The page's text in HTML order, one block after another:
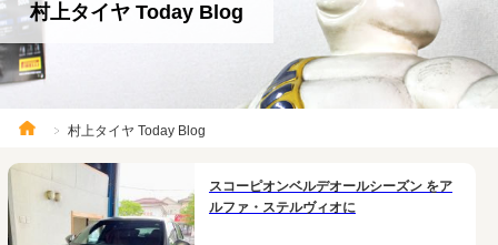
村上タイヤ Today Blog
村上タイヤ Today Blog
スコーピオンベルデオールシーズン をア
ルファ・ステルヴィオに